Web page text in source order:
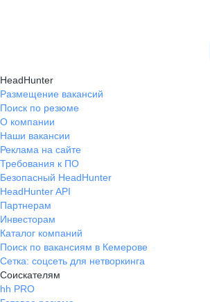
HeadHunter
Размещение вакансий
Поиск по резюме
О компании
Наши вакансии
Реклама на сайте
Требования к ПО
Безопасный HeadHunter
HeadHunter API
Партнерам
Инвесторам
Каталог компаний
Поиск по вакансиям в Кемерове
Сетка: соцсеть для нетворкинга
Соискателям
hh PRO